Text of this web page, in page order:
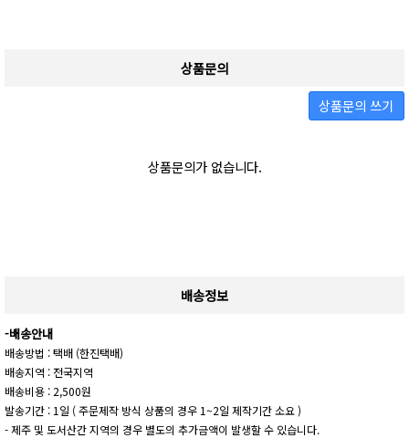
상품문의
상품문의 쓰기
상품문의가 없습니다.
배송정보
-배송안내
배송방법 : 택배 (한진택배)
배송지역 : 전국지역
배송비용 : 2,500원
발송기간 : 1일 ( 주문제작 방식 상품의 경우 1~2일 제작기간 소요 )
- 제주 및 도서산간 지역의 경우 별도의 추가금액이 발생할 수 있습니다.